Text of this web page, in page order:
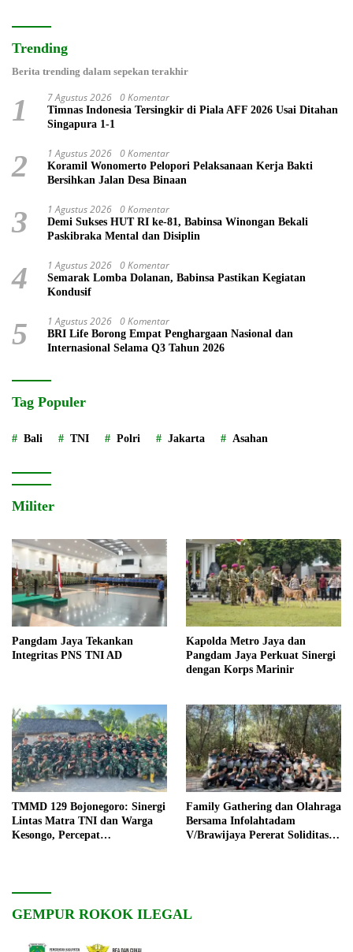
Trending
Berita trending dalam sepekan terakhir
1 7 Agustus 2026 0 Komentar
Timnas Indonesia Tersingkir di Piala AFF 2026 Usai Ditahan
Singapura 1-1
2 1 Agustus 2026 0 Komentar
Koramil Wonomerto Pelopori Pelaksanaan Kerja Bakti
Bersihkan Jalan Desa Binaan
3 1 Agustus 2026 0 Komentar
Demi Sukses HUT RI ke-81, Babinsa Winongan Bekali
Paskibraka Mental dan Disiplin
4 1 Agustus 2026 0 Komentar
Semarak Lomba Dolanan, Babinsa Pastikan Kegiatan
Kondusif
5 1 Agustus 2026 0 Komentar
BRI Life Borong Empat Penghargaan Nasional dan
Internasional Selama Q3 Tahun 2026
Tag Populer
Bali TNI Polri Jakarta Asahan
Militer
Pangdam Jaya Tekankan
Integritas PNS TNI AD
Kapolda Metro Jaya dan
Pangdam Jaya Perkuat Sinergi
dengan Korps Marinir
TMMD 129 Bojonegoro: Sinergi
Lintas Matra TNI dan Warga
Kesongo, Percepat
Family Gathering dan Olahraga
Bersama Infolahtadam
V/Brawijaya Pererat Soliditas
GEMPUR ROKOK ILEGAL